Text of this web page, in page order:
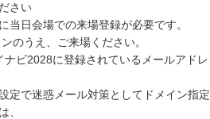
さい
当日会場での来場登録が必要です。
のうえ、ご来場ください。
ナビ2028に登録されているメールアドレ
定で迷惑メール対策としてドメイン指定
、